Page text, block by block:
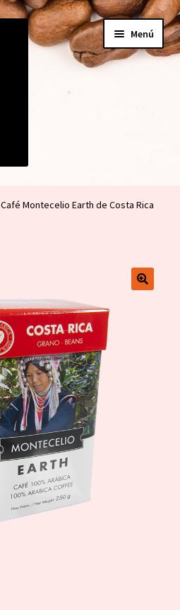
Menú
el
hijo
Café Montecelio Earth de Costa Rica